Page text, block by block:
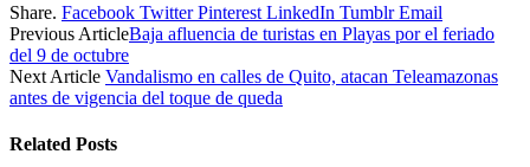
Share. Facebook Twitter Pinterest LinkedIn Tumblr Email
Previous ArticleBaja afluencia de turistas en Playas por el feriado
del 9 de octubre
Next Article Vandalismo en calles de Quito, atacan Teleamazonas
antes de vigencia del toque de queda
Related Posts